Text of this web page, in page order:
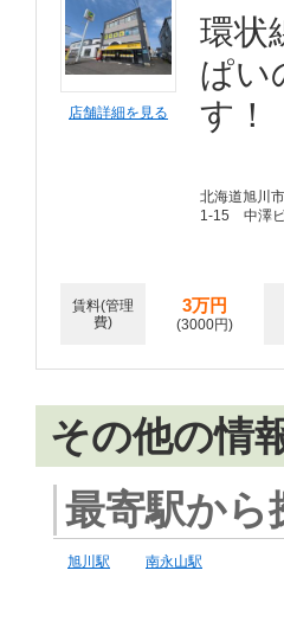
店舗詳細を見る
環状
ぱい
す！
北海道旭川
1-15 中澤
賃料(管理
費)
3万円
(3000円)
その他の情
最寄駅から
旭川駅 南永山駅